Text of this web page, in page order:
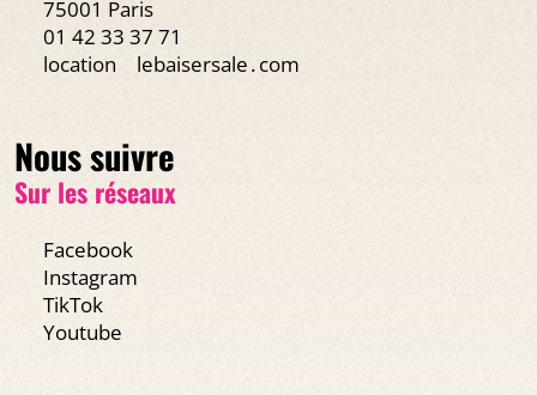
75001 Paris
01 42 33 37 71
location
lebaisersale․com
Nous suivre
Sur les réseaux
Facebook
Instagram
TikTok
Youtube